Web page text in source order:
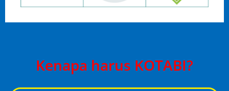
Kenapa harus KOTABI?